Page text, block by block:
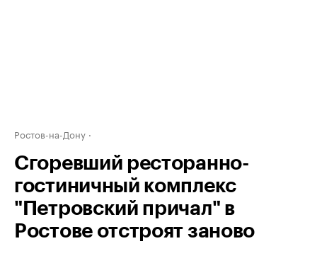
Ростов-на-Дону
Сгоревший ресторанно-
гостиничный комплекс
"Петровский причал" в
Ростове отстроят заново